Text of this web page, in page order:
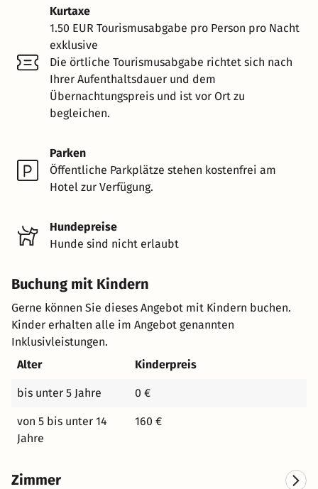
Kurtaxe
1.50 EUR Tourismusabgabe pro Person pro Nacht
exklusive
Die örtliche Tourismusabgabe richtet sich nach
Ihrer Aufenthaltsdauer und dem
Übernachtungspreis und ist vor Ort zu
begleichen.
Parken
Öffentliche Parkplätze stehen kostenfrei am
Hotel zur Verfügung.
Hundepreise
Hunde sind nicht erlaubt
Buchung mit Kindern
Gerne können Sie dieses Angebot mit Kindern buchen.
Kinder erhalten alle im Angebot genannten
Inklusivleistungen.
Alter
Kinderpreis
bis unter 5 Jahre 0 €
von 5 bis unter 14
Jahre
160 €
Zimmer